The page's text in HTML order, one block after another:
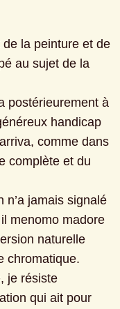
de la peinture et de
au sujet de la
postérieurement à
handicap
comme dans
complète et du
n’a jamais signalé
menomo madore
naturelle
chromatique.
je résiste
qui ait pour